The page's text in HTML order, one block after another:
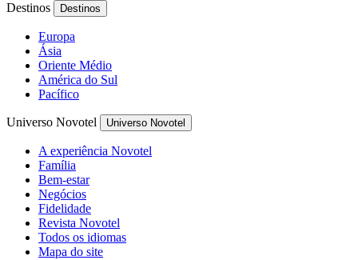
Destinos Destinos
Europa
Ásia
Oriente Médio
América do Sul
Pacífico
Universo Novotel Universo Novotel
A experiência Novotel
Família
Bem-estar
Negócios
Fidelidade
Revista Novotel
Todos os idiomas
Mapa do site